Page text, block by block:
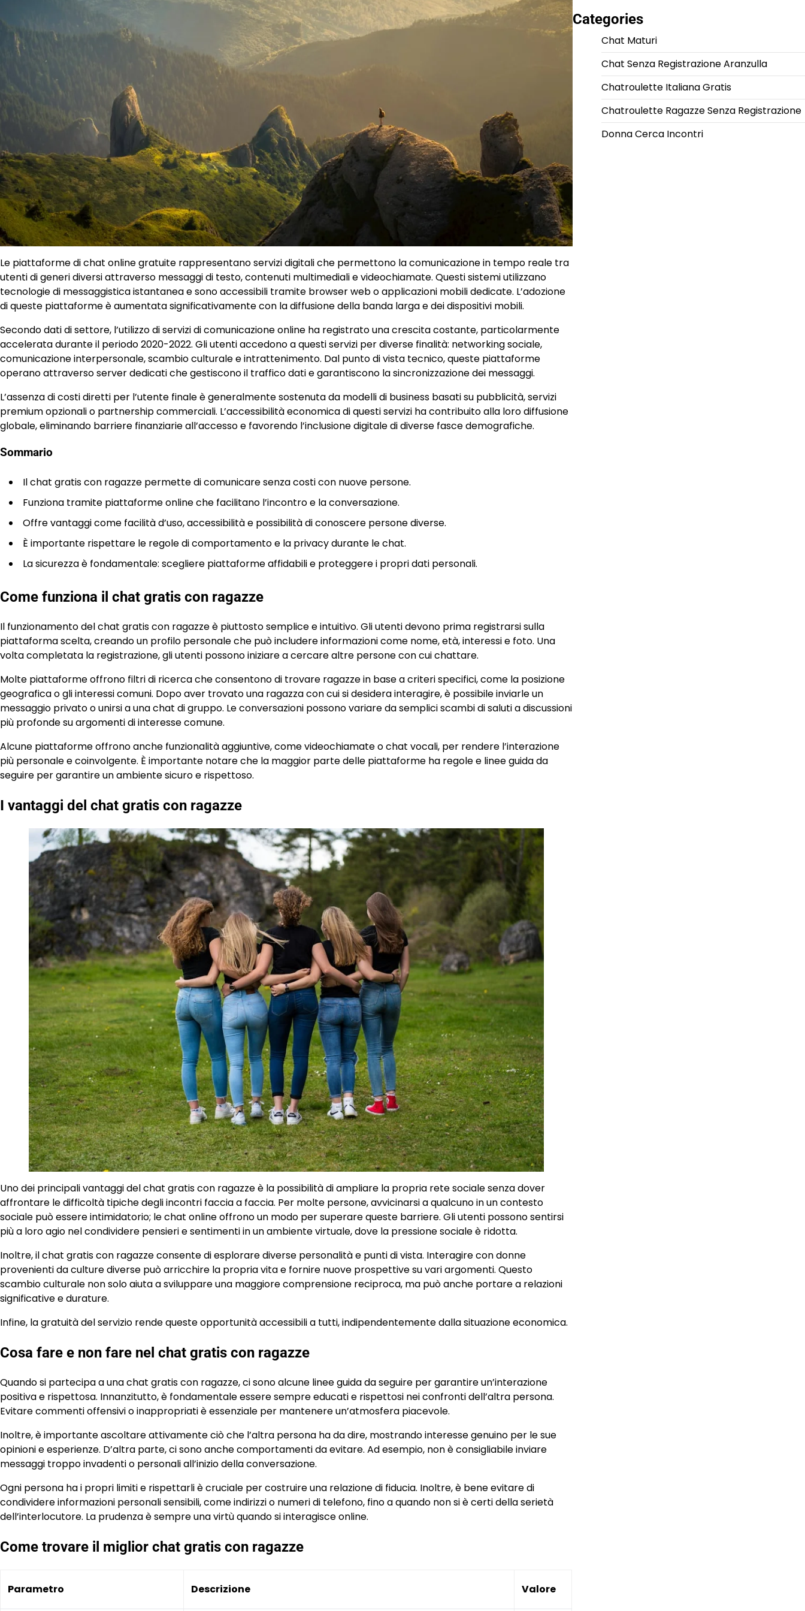
Le piattaforme di chat online gratuite rappresentano servizi digitali che permettono la comunicazione in tempo reale tra
utenti di generi diversi attraverso messaggi di testo, contenuti multimediali e videochiamate. Questi sistemi utilizzano
tecnologie di messaggistica istantanea e sono accessibili tramite browser web o applicazioni mobili dedicate. L’adozione
di queste piattaforme è aumentata significativamente con la diffusione della banda larga e dei dispositivi mobili.
Secondo dati di settore, l’utilizzo di servizi di comunicazione online ha registrato una crescita costante, particolarmente
accelerata durante il periodo 2020-2022. Gli utenti accedono a questi servizi per diverse finalità: networking sociale,
comunicazione interpersonale, scambio culturale e intrattenimento. Dal punto di vista tecnico, queste piattaforme
operano attraverso server dedicati che gestiscono il traffico dati e garantiscono la sincronizzazione dei messaggi.
L’assenza di costi diretti per l’utente finale è generalmente sostenuta da modelli di business basati su pubblicità, servizi
premium opzionali o partnership commerciali. L’accessibilità economica di questi servizi ha contribuito alla loro diffusione
globale, eliminando barriere finanziarie all’accesso e favorendo l’inclusione digitale di diverse fasce demografiche.
Sommario
Il chat gratis con ragazze permette di comunicare senza costi con nuove persone.
Funziona tramite piattaforme online che facilitano l’incontro e la conversazione.
Offre vantaggi come facilità d’uso, accessibilità e possibilità di conoscere persone diverse.
È importante rispettare le regole di comportamento e la privacy durante le chat.
La sicurezza è fondamentale: scegliere piattaforme affidabili e proteggere i propri dati personali.
Come funziona il chat gratis con ragazze
Il funzionamento del chat gratis con ragazze è piuttosto semplice e intuitivo. Gli utenti devono prima registrarsi sulla
piattaforma scelta, creando un profilo personale che può includere informazioni come nome, età, interessi e foto. Una
volta completata la registrazione, gli utenti possono iniziare a cercare altre persone con cui chattare.
Molte piattaforme offrono filtri di ricerca che consentono di trovare ragazze in base a criteri specifici, come la posizione
geografica o gli interessi comuni. Dopo aver trovato una ragazza con cui si desidera interagire, è possibile inviarle un
messaggio privato o unirsi a una chat di gruppo. Le conversazioni possono variare da semplici scambi di saluti a discussioni
più profonde su argomenti di interesse comune.
Alcune piattaforme offrono anche funzionalità aggiuntive, come videochiamate o chat vocali, per rendere l’interazione
più personale e coinvolgente. È importante notare che la maggior parte delle piattaforme ha regole e linee guida da
seguire per garantire un ambiente sicuro e rispettoso.
I vantaggi del chat gratis con ragazze
Uno dei principali vantaggi del chat gratis con ragazze è la possibilità di ampliare la propria rete sociale senza dover
affrontare le difficoltà tipiche degli incontri faccia a faccia. Per molte persone, avvicinarsi a qualcuno in un contesto
sociale può essere intimidatorio; le chat online offrono un modo per superare queste barriere. Gli utenti possono sentirsi
più a loro agio nel condividere pensieri e sentimenti in un ambiente virtuale, dove la pressione sociale è ridotta.
Inoltre, il chat gratis con ragazze consente di esplorare diverse personalità e punti di vista. Interagire con donne
provenienti da culture diverse può arricchire la propria vita e fornire nuove prospettive su vari argomenti. Questo
scambio culturale non solo aiuta a sviluppare una maggiore comprensione reciproca, ma può anche portare a relazioni
significative e durature.
Infine, la gratuità del servizio rende queste opportunità accessibili a tutti, indipendentemente dalla situazione economica.
Cosa fare e non fare nel chat gratis con ragazze
Quando si partecipa a una chat gratis con ragazze, ci sono alcune linee guida da seguire per garantire un’interazione
positiva e rispettosa. Innanzitutto, è fondamentale essere sempre educati e rispettosi nei confronti dell’altra persona.
Evitare commenti offensivi o inappropriati è essenziale per mantenere un’atmosfera piacevole.
Inoltre, è importante ascoltare attivamente ciò che l’altra persona ha da dire, mostrando interesse genuino per le sue
opinioni e esperienze. D’altra parte, ci sono anche comportamenti da evitare. Ad esempio, non è consigliabile inviare
messaggi troppo invadenti o personali all’inizio della conversazione.
Ogni persona ha i propri limiti e rispettarli è cruciale per costruire una relazione di fiducia. Inoltre, è bene evitare di
condividere informazioni personali sensibili, come indirizzi o numeri di telefono, fino a quando non si è certi della serietà
dell’interlocutore. La prudenza è sempre una virtù quando si interagisce online.
Come trovare il miglior chat gratis con ragazze
Parametro Descrizione Valore
Categories
Chat Maturi
Chat Senza Registrazione Aranzulla
Chatroulette Italiana Gratis
Chatroulette Ragazze Senza Registrazione
Donna Cerca Incontri